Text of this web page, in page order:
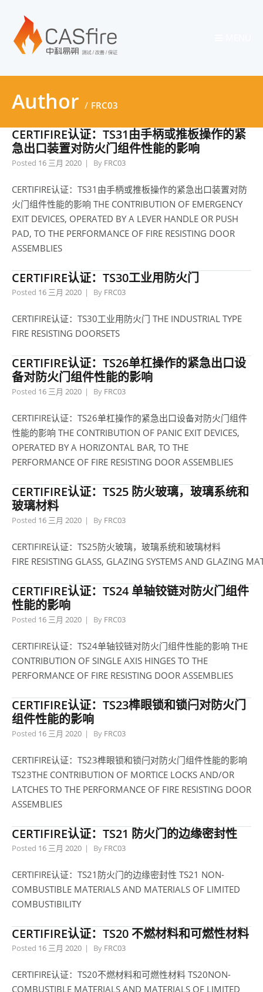
Author FRC03
CERTIFIRE认证：TS31由手柄或推板操作的紧
急出口装置对防火门组件性能的影响
Posted 16 三月 2020 By FRC03
CERTIFIRE认证：TS31由手柄或推板操作的紧急出口装置对防
火门组件性能的影响 THE CONTRIBUTION OF EMERGENCY
EXIT DEVICES, OPERATED BY A LEVER HANDLE OR PUSH
PAD, TO THE PERFORMANCE OF FIRE RESISTING DOOR
ASSEMBLIES
CERTIFIRE认证：TS30工业用防火门
Posted 16 三月 2020 By FRC03
CERTIFIRE认证：TS30工业用防火门 THE INDUSTRIAL TYPE
FIRE RESISTING DOORSETS
CERTIFIRE认证：TS26单杠操作的紧急出口设
备对防火门组件性能的影响
Posted 16 三月 2020 By FRC03
CERTIFIRE认证：TS26单杠操作的紧急出口设备对防火门组件
性能的影响 THE CONTRIBUTION OF PANIC EXIT DEVICES,
OPERATED BY A HORIZONTAL BAR, TO THE
PERFORMANCE OF FIRE RESISTING DOOR ASSEMBLIES
CERTIFIRE认证：TS25 防火玻璃，玻璃系统和
玻璃材料
Posted 16 三月 2020 By FRC03
CERTIFIRE认证：TS25防火玻璃，玻璃系统和玻璃材料
FIRE RESISTING GLASS, GLAZING SYSTEMS AND GLAZING
CERTIFIRE认证：TS24 单轴铰链对防火门组件
性能的影响
Posted 16 三月 2020 By FRC03
CERTIFIRE认证：TS24单轴铰链对防火门组件性能的影响 THE
CONTRIBUTION OF SINGLE AXIS HINGES TO THE
PERFORMANCE OF FIRE RESISTING DOOR ASSEMBLIES
CERTIFIRE认证：TS23榫眼锁和锁闩对防火门
组件性能的影响
Posted 16 三月 2020 By FRC03
CERTIFIRE认证：TS23榫眼锁和锁闩对防火门组件性能的影响
TS23THE CONTRIBUTION OF MORTICE LOCKS AND/OR
LATCHES TO THE PERFORMANCE OF FIRE RESISTING DOOR
ASSEMBLIES
CERTIFIRE认证：TS21 防火门的边缘密封性
Posted 16 三月 2020 By FRC03
CERTIFIRE认证：TS21防火门的边缘密封性 TS21 NON-
COMBUSTIBLE MATERIALS AND MATERIALS OF LIMITED
COMBUSTIBILITY
CERTIFIRE认证：TS20 不燃材料和可燃性材料
Posted 16 三月 2020 By FRC03
CERTIFIRE认证：TS20不燃材料和可燃性材料 TS20NON-
COMBUSTIBLE MATERIALS AND MATERIALS OF LIMITED